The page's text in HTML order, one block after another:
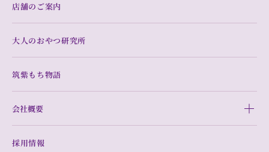
店舗のご案内
大人のおやつ研究所
筑紫もち物語
会社概要
採用情報